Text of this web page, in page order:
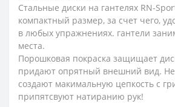
Стальные диски на гантелях RN-
компактный размер, за счет чего,
в любых упражнениях. гантели
места.
Порошковая покраска защищает
придают опрятный внешний вид.
создают макимальную цепкость с
припятсвуют натиранию рук!